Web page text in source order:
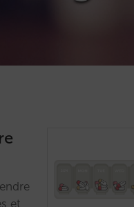
et